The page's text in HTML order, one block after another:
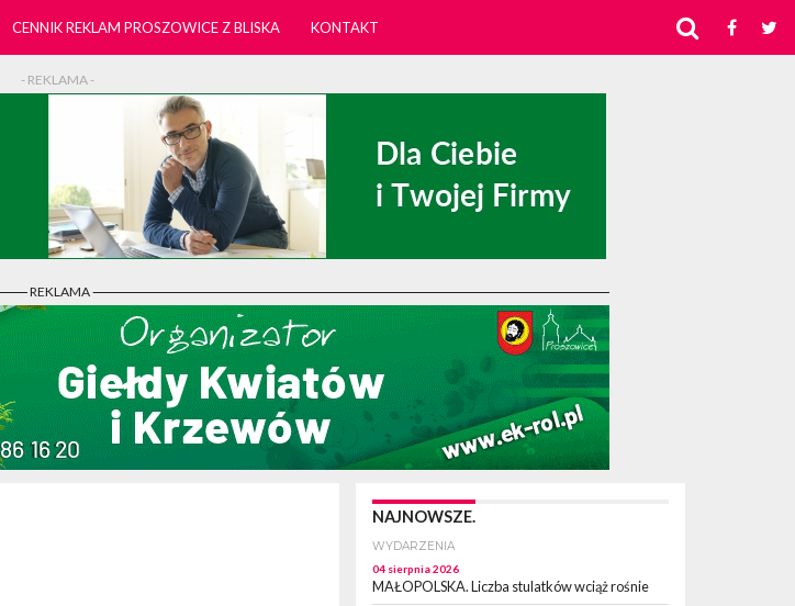
CENNIK REKLAM PROSZOWICE Z BLISKA KONTAKT
- REKLAMA -
- REKLAMA -
NAJNOWSZE.
WYDARZENIA
04 sierpnia 2026
MAŁOPOLSKA. Liczba stulatków wciąż rośnie